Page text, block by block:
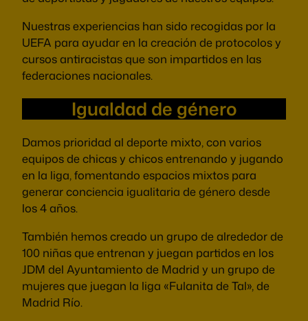
Nuestras experiencias han sido recogidas por la
UEFA para ayudar en la creación de protocolos y
cursos antiracistas que son impartidos en las
federaciones nacionales.
Igualdad de género
Damos prioridad al deporte mixto, con varios
equipos de chicas y chicos entrenando y jugando
en la liga, fomentando espacios mixtos para
generar conciencia igualitaria de género desde
los 4 años.
También hemos creado un grupo de alrededor de
100 niñas que entrenan y juegan partidos en los
JDM del Ayuntamiento de Madrid y un grupo de
mujeres que juegan la liga «Fulanita de Tal», de
Madrid Río.